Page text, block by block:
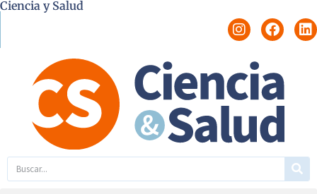
Ciencia y Salud